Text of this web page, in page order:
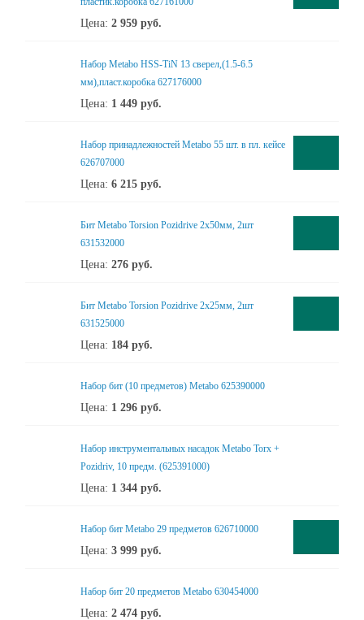
Цена: 2 959 руб.
Набор Metabo HSS-TiN 13 сверел,(1.5-6.5
мм),пласт.коробка 627176000
Цена: 1 449 руб.
Набор принадлежностей Metabo 55 шт. в пл. кейсе
626707000
Цена: 6 215 руб.
Бит Metabo Torsion Pozidrive 2x50мм, 2шт
631532000
Цена: 276 руб.
Бит Metabo Torsion Pozidrive 2x25мм, 2шт
631525000
Цена: 184 руб.
Набор бит (10 предметов) Metabo 625390000
Цена: 1 296 руб.
Набор инструментальных насадок Metabo Torx +
Pozidriv, 10 предм. (625391000)
Цена: 1 344 руб.
Набор бит Metabo 29 предметов 626710000
Цена: 3 999 руб.
Набор бит 20 предметов Metabo 630454000
Цена: 2 474 руб.